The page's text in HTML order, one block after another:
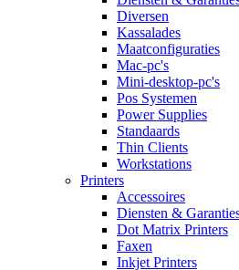
Diversen
Kassalades
Maatconfiguraties
Mac-pc's
Mini-desktop-pc's
Pos Systemen
Power Supplies
Standaards
Thin Clients
Workstations
Printers
Accessoires
Diensten &
Dot Matrix Printers
Faxen
Inkjet Printers